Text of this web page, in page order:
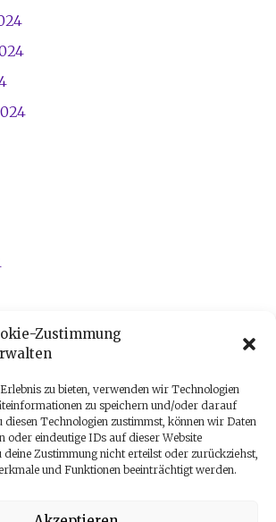
Zustimmung
zu bieten, verwenden wir Technologien
zu speichern und/oder darauf
diesen Technologien zustimmst, können wir Daten
oder eindeutige IDs auf dieser Website
deine Zustimmung nicht erteilst oder zurückziehst,
und Funktionen beeinträchtigt werden.